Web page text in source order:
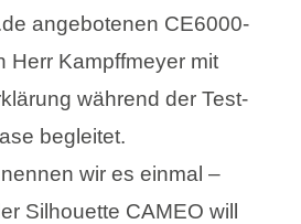
angebotenen CE6000-
Herr Kampffmeyer mit
während der Test-
begleitet.
wir es einmal –
Silhouette CAMEO will